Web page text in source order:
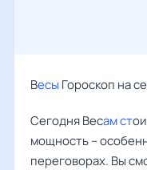
Весы Гороскоп на
Сегодня Весам ст
мощность –
переговорах. Вы